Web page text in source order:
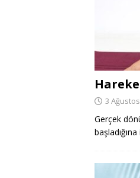
3
Gerçek